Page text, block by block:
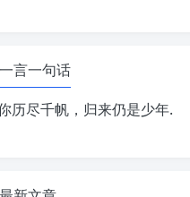
一言一句话
历尽千帆，归来仍是少年.